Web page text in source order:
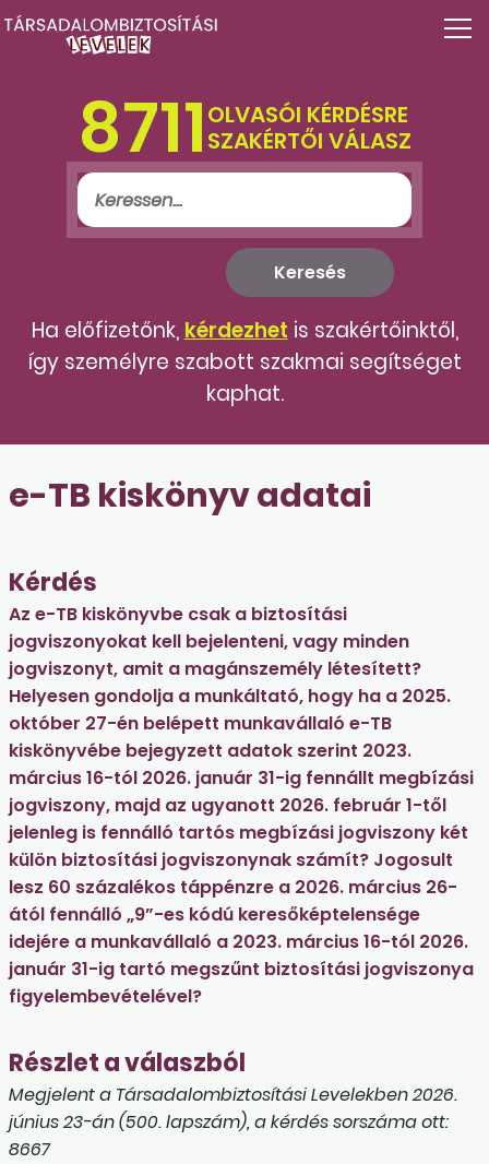
8711 OLVASÓI KÉRDÉSRE
SZAKÉRTŐI VÁLASZ
Ha előfizetőnk, kérdezhet is szakértőinktől,
így személyre szabott szakmai segítséget
kaphat.
e-TB kiskönyv adatai
Kérdés
Az e-TB kiskönyvbe csak a biztosítási
jogviszonyokat kell bejelenteni, vagy minden
jogviszonyt, amit a magánszemély létesített?
Helyesen gondolja a munkáltató, hogy ha a 2025.
október 27-én belépett munkavállaló e-TB
kiskönyvébe bejegyzett adatok szerint 2023.
március 16-tól 2026. január 31-ig fennállt megbízási
jogviszony, majd az ugyanott 2026. február 1-től
jelenleg is fennálló tartós megbízási jogviszony két
külön biztosítási jogviszonynak számít? Jogosult
lesz 60 százalékos táppénzre a 2026. március 26-
ától fennálló „9”-es kódú keresőképtelensége
idejére a munkavállaló a 2023. március 16-tól 2026.
január 31-ig tartó megszűnt biztosítási jogviszonya
figyelembevételével?
Részlet a válaszból
Megjelent a Társadalombiztosítási Levelekben 2026.
június 23-án (500. lapszám), a kérdés sorszáma ott:
8667